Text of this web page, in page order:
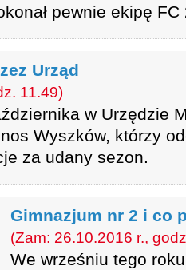
pewnie ekipę
Urząd
11.49)
w Urzędzie
Wyszków, którzy
za udany sezon.
Gimnazjum nr 2 i co
(Zam: 26.10.2016 r.,
We wrześniu tego